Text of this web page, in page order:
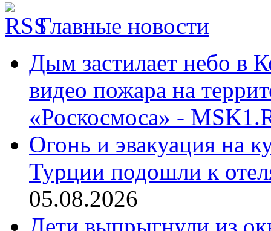
Главные новости
Дым застилает небо в
видео пожара на
«Роскосмоса» -
Огонь и эвакуация на
Турции подошли к
05.08.2026